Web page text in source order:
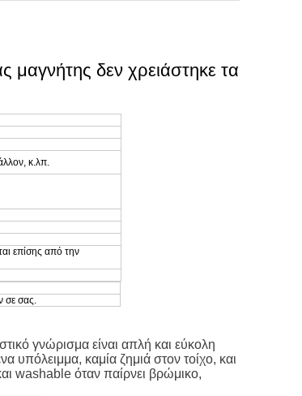
μαγνήτης δεν χρειάστηκε τα
κ.λπ.
επίσης από την
σε σας.
γνώρισμα είναι απλή και εύκολη
υπόλειμμα, καμία ζημιά στον τοίχο, και
washable όταν παίρνει βρώμικο,